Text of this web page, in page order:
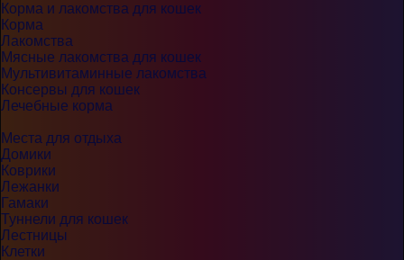
Корма и лакомства для кошек
Корма
Лакомства
Мясные лакомства для кошек
Мультивитаминные лакомства
Консервы для кошек
Лечебные корма
Места для отдыха
Домики
Коврики
Лежанки
Гамаки
Туннели для кошек
Лестницы
Клетки